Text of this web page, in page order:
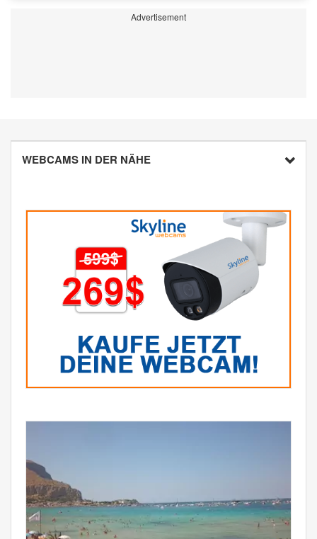
Advertisement
WEBCAMS IN DER NÄHE